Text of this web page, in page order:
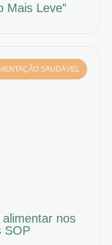
Mais Leve”
SAUDÁVEL
nos
SOP